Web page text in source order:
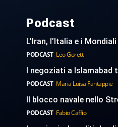
Podcast
L’Iran, l’Italia e i
PODCAST Leo Goretti
I negoziati a
PODCAST Maria Luisa Fantappie
Il blocco navale nello
PODCAST Fabio Caffio